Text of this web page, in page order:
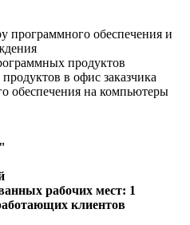
программного обеспечения и
продуктов
в офис заказчика
обеспечения на компьютеры
рабочих мест: 1
клиентов